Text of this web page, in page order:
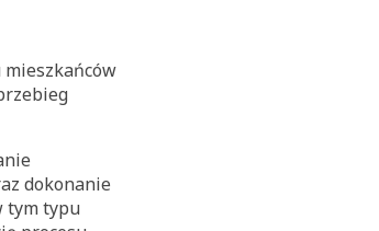
mieszkańców
dokonanie
tym typu